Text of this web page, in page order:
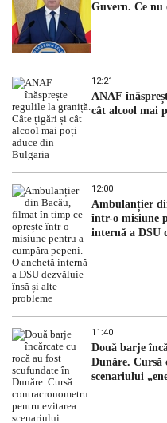
Guvern. Ce nu
12:21
ANAF
cât alcool mai
12:00
Ambulanțier
într-o misiune
internă a DSU
11:40
Două barje
Dunăre. Cursă
scenariului